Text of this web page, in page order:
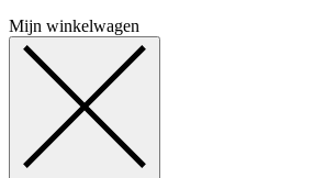
Mijn winkelwagen